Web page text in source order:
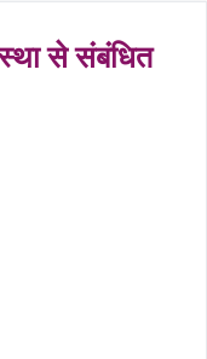
से संबंधित